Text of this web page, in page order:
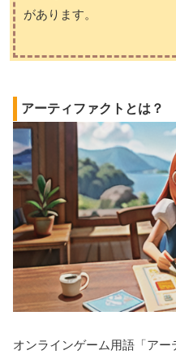
があります。
アーティファクトとは？
オンラインゲーム用語「ア